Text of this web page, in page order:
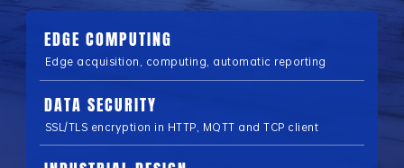
EDGE COMPUTING
Edge acquisition, computing, automatic reporting
DATA SECURITY
SSL/TLS encryption in HTTP, MQTT and TCP client